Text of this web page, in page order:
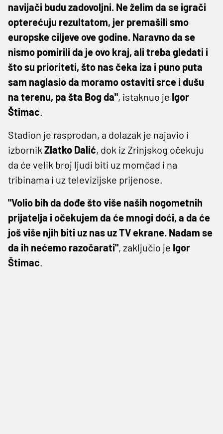
navijači budu zadovoljni. Ne želim da se igrači
opterećuju rezultatom, jer premašili smo
europske ciljeve ove godine. Naravno da se
nismo pomirili da je ovo kraj, ali treba gledati i
što su prioriteti, što nas čeka iza i puno puta
sam naglasio da moramo ostaviti srce i dušu
na terenu, pa šta Bog da", istaknuo je Igor
Štimac.
Stadion je rasprodan, a dolazak je najavio i
izbornik Zlatko Dalić, dok iz Zrinjskog očekuju
da će velik broj ljudi biti uz momčad i na
tribinama i uz televizijske prijenose.
"Volio bih da dođe što više naših nogometnih
prijatelja i očekujem da će mnogi doći, a da će
još više njih biti uz nas uz TV ekrane. Nadam se
da ih nećemo razočarati", zaključio je Igor
Štimac.